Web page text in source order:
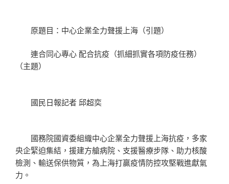
原題目：中心企業全力聲援上海（引題）
連合同心專心 配合抗疫（抓細抓實各項防疫任務）
（主題）
國民日報記者 邱超奕
國務院國資委組織中心企業全力聲援上海抗疫，多家
央企緊迫集結，援建方艙病院、支援醫療步隊、助力核酸
檢測、輸送保供物質，為上海打贏疫情防控攻堅戰進獻氣
力。